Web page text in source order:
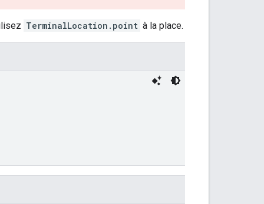
TerminalLocation.point à la place.